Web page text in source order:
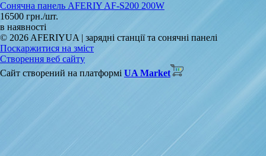
Сонячна панель AFERIY AF‑S200 200W
16500 грн./шт.
в наявності
© 2026 AFERIYUA | зарядні станції та сонячні панелі
Поскаржитися на зміст
Створення веб сайту
Сайт створений на платформі UA Market